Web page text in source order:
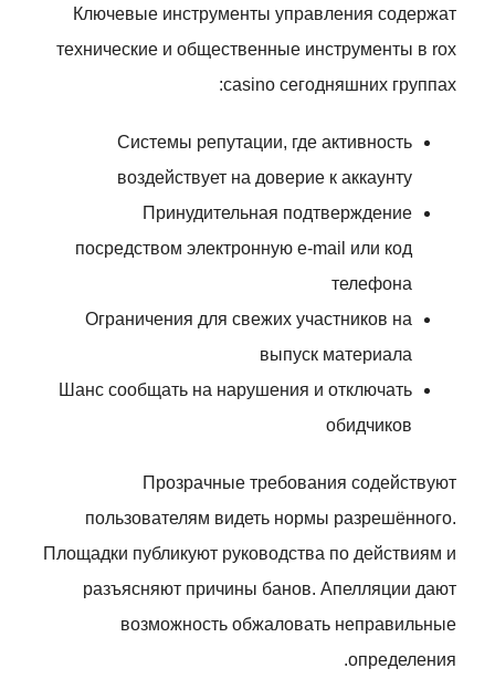
Ключевые инструменты управления содержат
технические и общественные инструменты в rox
casino сегодняшних группах:
Системы репутации, где активность
воздействует на доверие к аккаунту
Принудительная подтверждение
посредством электронную e-mail или код
телефона
Ограничения для свежих участников на
выпуск материала
Шанс сообщать на нарушения и отключать
обидчиков
Прозрачные требования содействуют
пользователям видеть нормы разрешённого.
Площадки публикуют руководства по действиям и
разъясняют причины банов. Апелляции дают
возможность обжаловать неправильные
определения.